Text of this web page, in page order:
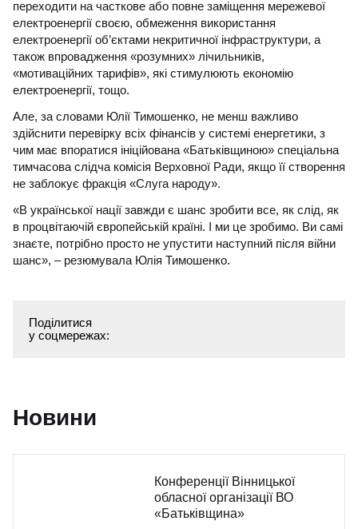
переходити на часткове або повне заміщення мережевої
електроенергії своєю, обмеження використання
електроенергії об’єктами некритичної інфраструктури, а
також впровадження «розумних» лічильників,
«мотиваційних тарифів», які стимулюють економію
електроенергії, тощо.
Але, за словами Юлії Тимошенко, не менш важливо
здійснити перевірку всіх фінансів у системі енергетики, з
чим має впоратися ініційована «Батьківщиною» спеціальна
тимчасова слідча комісія Верховної Ради, якщо її створення
не заблокує фракція «Слуга народу».
«В української нації завжди є шанс зробити все, як слід, як
в процвітаючій європейській країні. І ми це зробимо. Ви самі
знаєте, потрібно просто не упустити наступний після війни
шанс», – резюмувала Юлія Тимошенко.
Поділитися
у соцмережах:
Новини
Конференції Вінницької
обласної організації ВО
«Батьківщина»